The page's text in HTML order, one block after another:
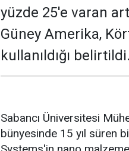
yüzde 25'e varan
Güney Amerika,
kullanıldığı belirtildi.
Sabancı Üniversitesi
bünyesinde 15 yıl süren